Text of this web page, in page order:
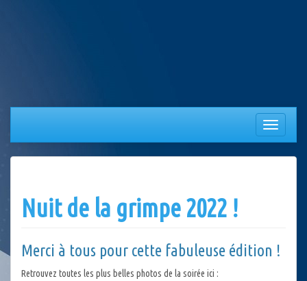
Afficher/
la
Nuit de la grimpe 2022 !
Merci à tous pour cette fabuleuse édition !
Retrouvez toutes les plus belles photos de la soirée ici :